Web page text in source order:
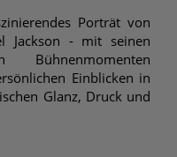
Porträt von
Jackson - mit seinen
Bühnenmomenten
Einblicken in
Glanz, Druck und